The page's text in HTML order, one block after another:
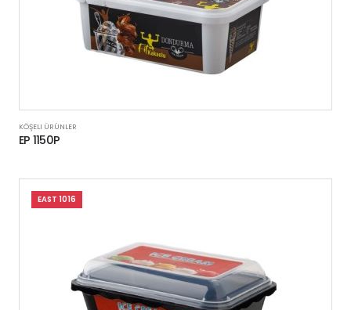
KÖŞELI ÜRÜNLER
EP 1150P
EAST 1016